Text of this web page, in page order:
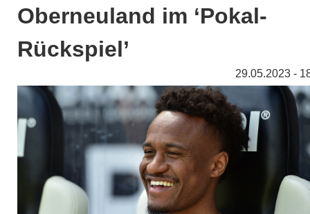
Oberneuland im ‘Pokal-
Rückspiel’
29.05.2023 -